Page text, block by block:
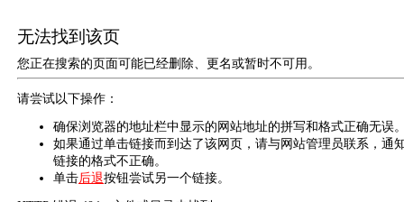
无法找到该页
您正在搜索的页面可能已经删除、更名或暂时不可用。
请尝试以下操作：
确保浏览器的地址栏中显示的网站地址的拼写和格式正确无误
如果通过单击链接而到达了该网页，请与网站管理员联系，通
链接的格式不正确。
单击后退按钮尝试另一个链接。